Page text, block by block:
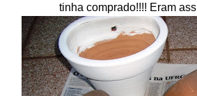
tinha comprado!!!! Eram